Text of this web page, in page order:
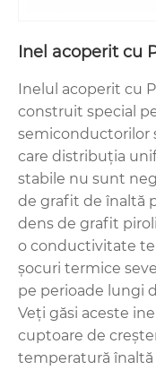
Inel acoperit cu
Inelul acoperit cu
construit special
semiconductorilor
care distribuția
stabile nu sunt
de grafit de înaltă
dens de grafit
o conductivitate
șocuri termice
pe perioade lungi
Veți găsi aceste
cuptoare de
temperatură